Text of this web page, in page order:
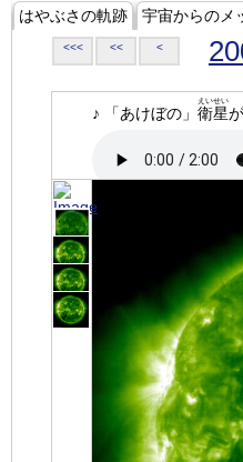
はやぶさの軌跡 宇宙からのメ
<<< << <
♪ 「あけぼの」 衛星
えいせい
が